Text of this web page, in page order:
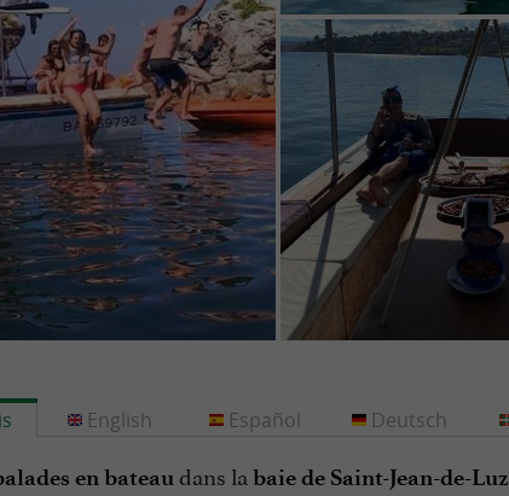
en bateaudans la baie de Saint-Jean-de-Luz
English Español Deutsch